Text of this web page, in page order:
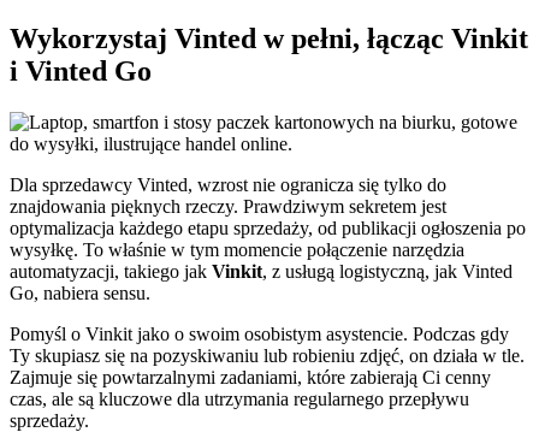
Wykorzystaj Vinted w pełni, łącząc Vinkit
i Vinted Go
Dla sprzedawcy Vinted, wzrost nie ogranicza się tylko do
znajdowania pięknych rzeczy. Prawdziwym sekretem jest
optymalizacja każdego etapu sprzedaży, od publikacji ogłoszenia po
wysyłkę. To właśnie w tym momencie połączenie narzędzia
automatyzacji, takiego jak Vinkit, z usługą logistyczną, jak Vinted
Go, nabiera sensu.
Pomyśl o Vinkit jako o swoim osobistym asystencie. Podczas gdy
Ty skupiasz się na pozyskiwaniu lub robieniu zdjęć, on działa w tle.
Zajmuje się powtarzalnymi zadaniami, które zabierają Ci cenny
czas, ale są kluczowe dla utrzymania regularnego przepływu
sprzedaży.